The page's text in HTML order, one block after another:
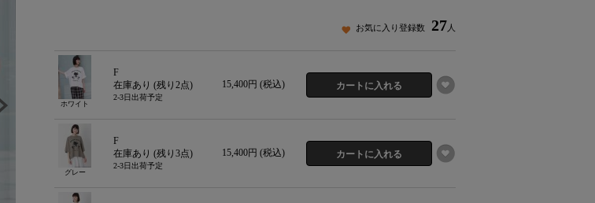
お気に入り登録数 27 人
ホワイト
F
在庫あり (残り 2点)
2-3日出荷予定
15,400円 (税込)
グレー
F
在庫あり (残り 3点)
2-3日出荷予定
15,400円 (税込)